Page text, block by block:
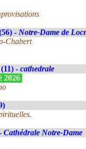
- Notre-Dame de
Chabert
- cathedrale
2026
Cathédrale Notre-Dame